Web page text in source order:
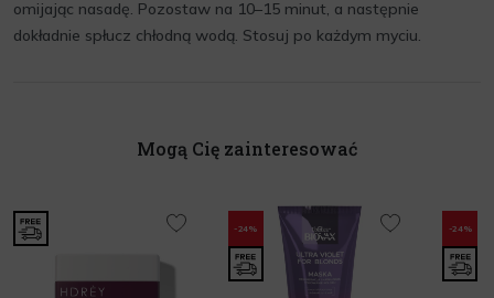
omijając nasadę. Pozostaw na 10–15 minut, a następnie
dokładnie spłucz chłodną wodą. Stosuj po każdym myciu.
Mogą Cię zainteresować
-24% -24%